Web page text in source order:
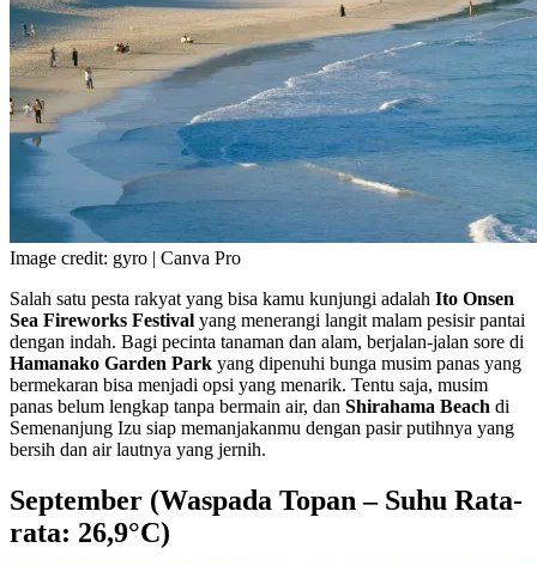
Image credit: gyro | Canva Pro
Salah satu pesta rakyat yang bisa kamu kunjungi adalah Ito Onsen
Sea Fireworks Festival yang menerangi langit malam pesisir pantai
dengan indah. Bagi pecinta tanaman dan alam, berjalan-jalan sore di
Hamanako Garden Park yang dipenuhi bunga musim panas yang
bermekaran bisa menjadi opsi yang menarik. Tentu saja, musim
panas belum lengkap tanpa bermain air, dan Shirahama Beach di
Semenanjung Izu siap memanjakanmu dengan pasir putihnya yang
bersih dan air lautnya yang jernih.
September (Waspada Topan – Suhu Rata-
rata: 26,9°C)